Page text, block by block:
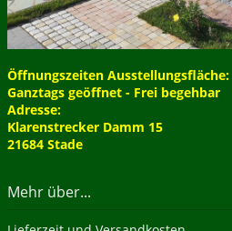
Öffnungszeiten Ausstellungsfläche:
Ganztags geöffnet - Frei begehbar
Adresse:
Klarenstrecker Damm 15
21684 Stade
Mehr über...